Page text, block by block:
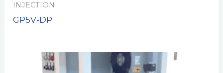
INJECTION
GP5V-DP